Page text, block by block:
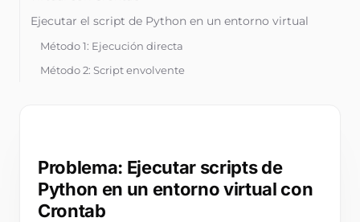
Blog
Contacto
Iniciar prueba gratuita
Ejecutar el script de Python en un entorno virtual
Método 1: Ejecución directa
Método 2: Script envolvente
Problema: Ejecutar scripts de
Python en un entorno virtual con
Crontab